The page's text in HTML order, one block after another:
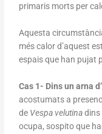
primaris morts per
Aquesta
més calor d’aquest
espais que han pujat
Cas 1- Dins un arna
acostumats a
de Vespa velutinadins
ocupa, sospito que